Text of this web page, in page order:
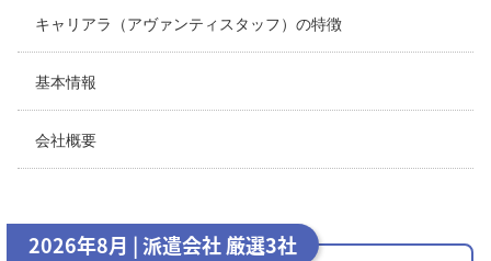
キャリアラ（アヴァンティスタッフ）の特徴
基本情報
会社概要
2026年8月 | 派遣会社 厳選3社